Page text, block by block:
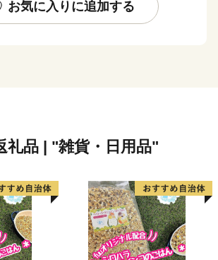
通じて、ぜひ北九州市の魅力をご体感く
お気に入りに追加する
礼品 | "雑貨・日用品"